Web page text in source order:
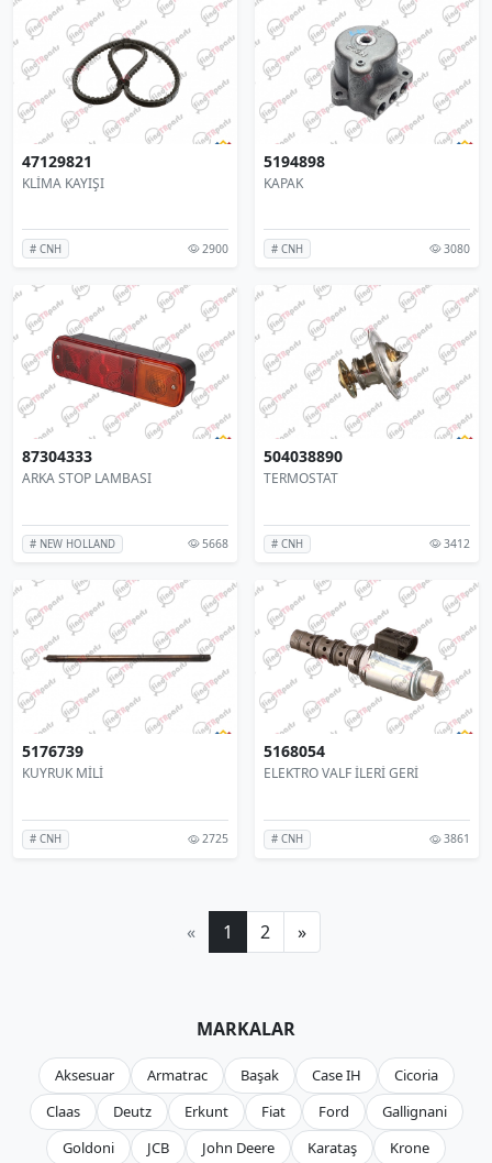
47129821
KLİMA KAYIŞI
# CNH 2900
5194898
KAPAK
# CNH 3080
87304333
ARKA STOP LAMBASI
# NEW HOLLAND 5668
504038890
TERMOSTAT
# CNH 3412
5176739
KUYRUK MİLİ
# CNH 2725
5168054
ELEKTRO VALF İLERİ GERİ
# CNH 3861
« 1 2 »
MARKALAR
Aksesuar Armatrac Başak Case IH
Cicoria
Claas
Deutz Erkunt Fiat Ford
Gallignani
Goldoni
JCB John Deere Karataş
Krone